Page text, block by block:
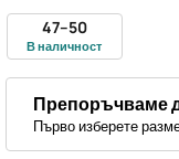
47–50
В наличност
Препоръчваме
Първо изберете